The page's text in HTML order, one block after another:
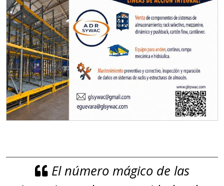
El número mágico de las